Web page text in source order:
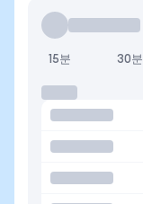
15분 30분